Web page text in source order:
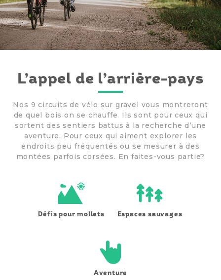
L’appel de l’arrière-pays
Nos 9 circuits de vélo sur gravel vous montreront
de quel bois on se chauffe. Ils sont pour ceux qui
sortent des sentiers battus à la recherche d’une
aventure. Pour ceux qui aiment explorer les
endroits peu fréquentés ou se mesurer à des
montées parfois corsées. En faites-vous partie?
Défis pour mollets Espaces sauvages
Aventure